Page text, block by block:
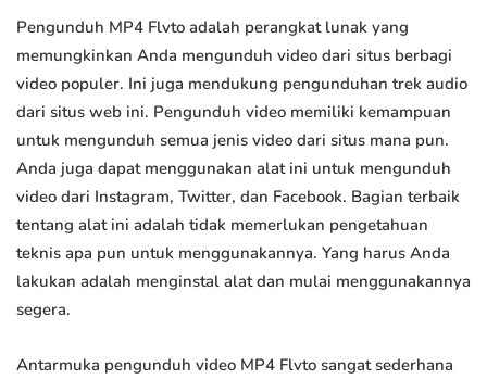
Pengunduh MP4 Flvto adalah perangkat lunak yang
memungkinkan Anda mengunduh video dari situs berbagi
video populer. Ini juga mendukung pengunduhan trek audio
dari situs web ini. Pengunduh video memiliki kemampuan
untuk mengunduh semua jenis video dari situs mana pun.
Anda juga dapat menggunakan alat ini untuk mengunduh
video dari Instagram, Twitter, dan Facebook. Bagian terbaik
tentang alat ini adalah tidak memerlukan pengetahuan
teknis apa pun untuk menggunakannya. Yang harus Anda
lakukan adalah menginstal alat dan mulai menggunakannya
segera.
Antarmuka pengunduh video MP4 Flvto sangat sederhana